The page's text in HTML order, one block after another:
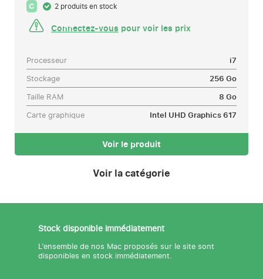
C 2 produits en stock
Connectez-vous pour voir les prix
Processeur
i7
Stockage
256 Go
Taille RAM
8 Go
Carte graphique
Intel UHD Graphics 617
Voir le produit
Voir la catégorie
Stock disponible immédiatement
L’ensemble de nos Mac proposés sur le site sont
disponibles en stock immédiatement.